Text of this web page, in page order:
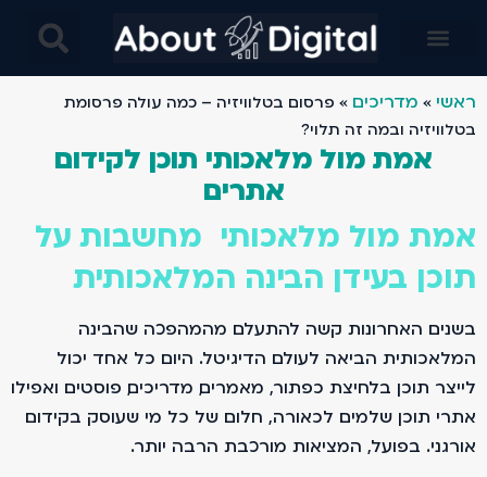
ראשי » מדריכים » פרסום בטלוויזיה – כמה עולה פרסומת
בטלוויזיה ובמה זה תלוי?
אמת מול מלאכותי תוכן לקידום
אתרים
אמת מול מלאכותי מחשבות על
תוכן בעידן הבינה המלאכותית
בשנים האחרונות קשה להתעלם מהמהפכה שהבינה
המלאכותית הביאה לעולם הדיגיטל. היום כל אחד יכול
לייצר תוכן בלחיצת כפתור, מאמרים, מדריכים, פוסטים ואפילו
אתרי תוכן שלמים. לכאורה, חלום של כל מי שעוסק בקידום
אורגני. בפועל, המציאות מורכבת הרבה יותר.